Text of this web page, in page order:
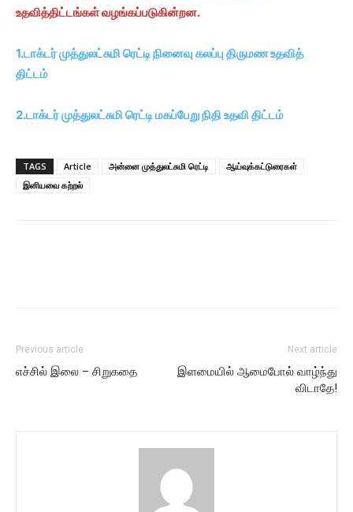
உதவித்திட்டங்கள் வழங்கப்படுகின்றன.
1.டாக்டர் முத்துலட்சுமி ரெட்டி நினைவு கலப்பு திருமண உதவித்
திட்டம்
2.டாக்டர் முத்துலட்சுமி ரெட்டி மகப்பேறு நிதி உதவி திட்டம்
TAGS Article அன்னை முத்துலட்சுமி ரெட்டி
ஆய்வுக்கட்டுரைகள்
இனியவை கற்றல்
Previous article
எச்சில் இலை – சிறுகதை
Next article
இளமையில் ஆமைபோல் வாழ்ந்து
விடாதே!